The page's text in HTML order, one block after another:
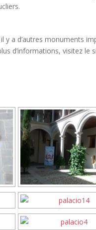
y a d’autres monuments
d’informations, visitez le